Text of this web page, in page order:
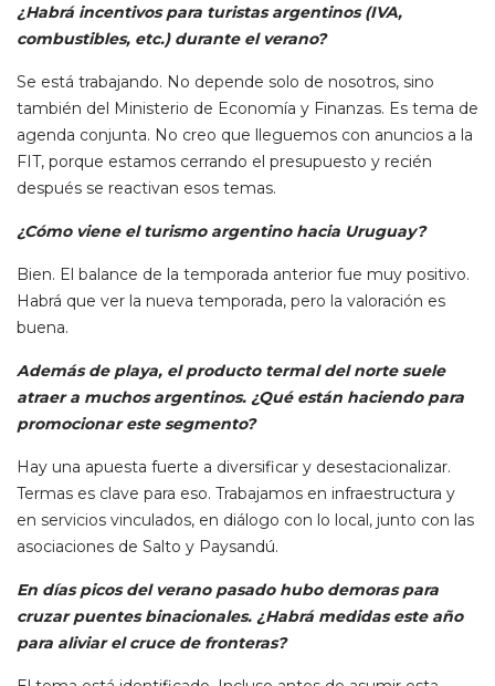
¿Habrá incentivos para turistas argentinos (IVA,
combustibles, etc.) durante el verano?
Se está trabajando. No depende solo de nosotros, sino
también del Ministerio de Economía y Finanzas. Es tema de
agenda conjunta. No creo que lleguemos con anuncios a la
FIT, porque estamos cerrando el presupuesto y recién
después se reactivan esos temas.
¿Cómo viene el turismo argentino hacia Uruguay?
Bien. El balance de la temporada anterior fue muy positivo.
Habrá que ver la nueva temporada, pero la valoración es
buena.
Además de playa, el producto termal del norte suele
atraer a muchos argentinos. ¿Qué están haciendo para
promocionar este segmento?
Hay una apuesta fuerte a diversificar y desestacionalizar.
Termas es clave para eso. Trabajamos en infraestructura y
en servicios vinculados, en diálogo con lo local, junto con las
asociaciones de Salto y Paysandú.
En días picos del verano pasado hubo demoras para
cruzar puentes binacionales. ¿Habrá medidas este año
para aliviar el cruce de fronteras?